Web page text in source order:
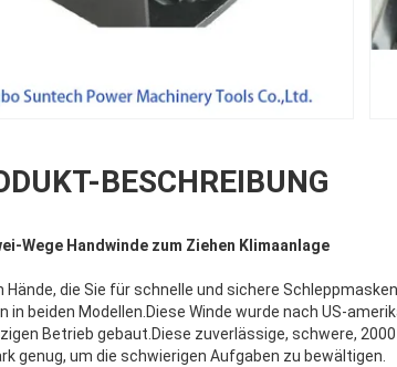
BESCHREIBUNG
Wege Handwinde zum Ziehen Klimaanlage
die Sie für schnelle und sichere
beiden Modellen.Diese Winde wurde nach US-
Betrieb gebaut.Diese zuverlässige, schwere,
genug, um die schwierigen Aufgaben zu bewältigen.